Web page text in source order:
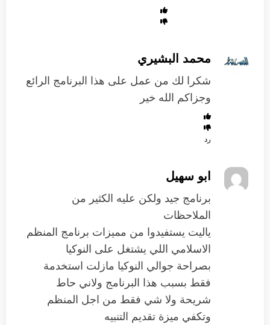
محمد البشيري
شكرا لك من عمل على هذا البرنامج الرائع
وجزاكم الله خير
رد
ابو سهيل
برنامج جيد ولكن عليه الكثير من
الملاحظات
ياليت يستفيدوا من مميزات برنامج المنظم
الاسلامي اللي يشتغل على النوكيا
بصراحة جوالي النوكيا مازلت استخدمة
فقط بسبب هذا البرنامج ولاني حاط
شريحة ولا شي فقط من اجل المنظم
وتكفي ميزة تقديم التنبيه